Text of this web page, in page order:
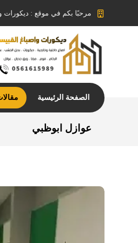
مرحبًا بكم في موقع : ديكورات
الصفحة الرئيسية
عوازل ابوظبي